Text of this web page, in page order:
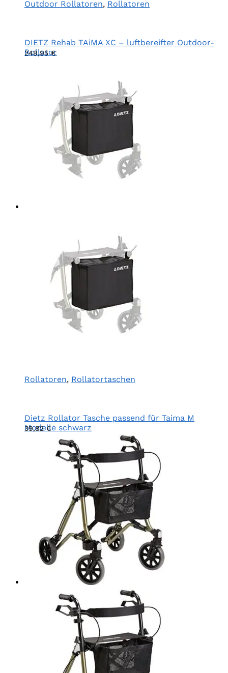
Outdoor Rollatoren, Rollatoren
DIETZ Rehab TAiMA XC – luftbereifter Outdoor-
Rollator
249,95€
Rollatoren, Rollatortaschen
Dietz Rollator Tasche passend für Taima M
Modelle schwarz
39,82€